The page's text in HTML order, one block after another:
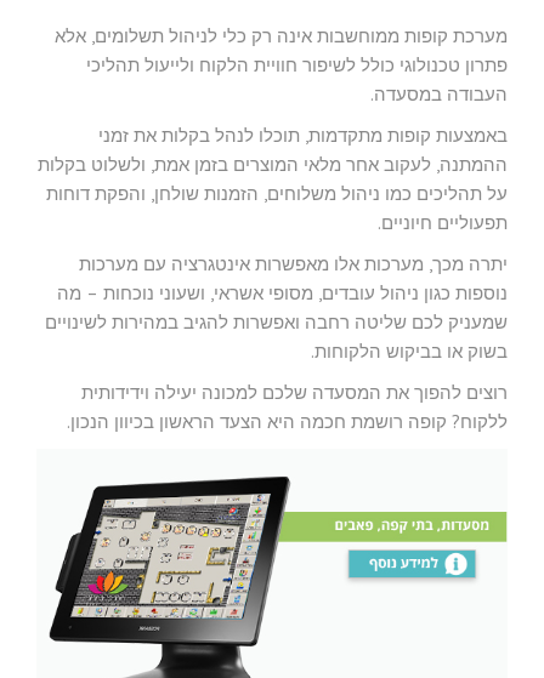
מערכת קופות ממוחשבות אינה רק כלי לניהול תשלומים, אלא
פתרון טכנולוגי כולל לשיפור חוויית הלקוח ולייעול תהליכי
העבודה במסעדה.
באמצעות קופות מתקדמות, תוכלו לנהל בקלות את זמני
ההמתנה, לעקוב אחר מלאי המוצרים בזמן אמת, ולשלוט בקלות
על תהליכים כמו ניהול משלוחים, הזמנות שולחן, והפקת דוחות
תפעוליים חיוניים.
יתרה מכך, מערכות אלו מאפשרות אינטגרציה עם מערכות
נוספות כגון ניהול עובדים, מסופי אשראי, ושעוני נוכחות – מה
שמעניק לכם שליטה רחבה ואפשרות להגיב במהירות לשינויים
בשוק או בביקוש הלקוחות.
רוצים להפוך את המסעדה שלכם למכונה יעילה וידידותית
ללקוח? קופה רושמת חכמה היא הצעד הראשון בכיוון הנכון.